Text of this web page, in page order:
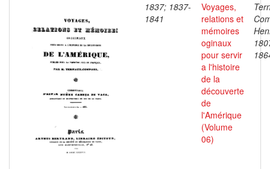
1837; 1837-
1841
Voyages,
relations et
mémoires
oginaux
pour servir
a l'histoire
de la
découverte
de
l'Amérique
(Volume
06)